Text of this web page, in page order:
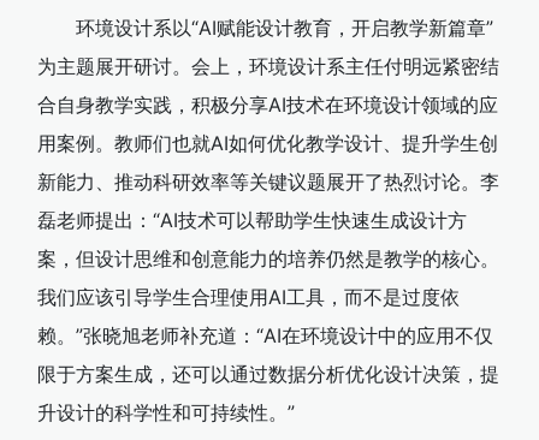
环境设计系以“AI赋能设计教育，开启教学新篇章”
为主题展开研讨。会上，环境设计系主任付明远紧密结
合自身教学实践，积极分享AI技术在环境设计领域的应
用案例。教师们也就AI如何优化教学设计、提升学生创
新能力、推动科研效率等关键议题展开了热烈讨论。李
磊老师提出：“AI技术可以帮助学生快速生成设计方
案，但设计思维和创意能力的培养仍然是教学的核心。
我们应该引导学生合理使用AI工具，而不是过度依
赖。”张晓旭老师补充道：“AI在环境设计中的应用不仅
限于方案生成，还可以通过数据分析优化设计决策，提
升设计的科学性和可持续性。”